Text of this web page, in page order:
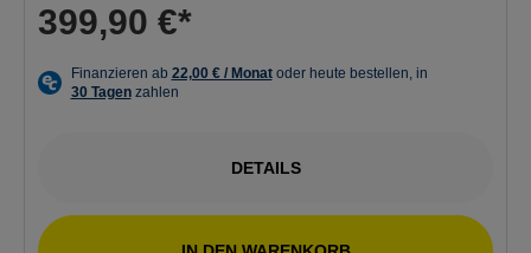
399,90 €*
DETAILS